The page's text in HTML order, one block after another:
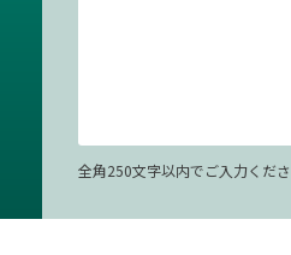
全角250文字以内でご入力くださ